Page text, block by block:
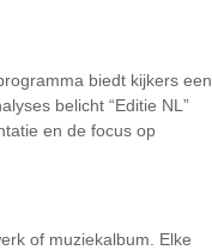
biedt kijkers een
belicht “Editie NL”
en de focus op
of muziekalbum. Elke